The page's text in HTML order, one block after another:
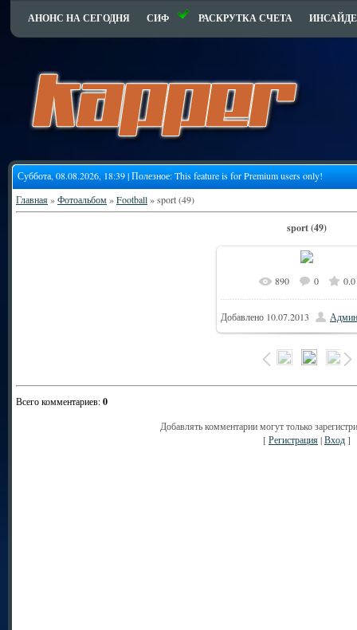
АНОНС НА СЕГОДНЯ СИФ РАСКРУТКА СЧЕТА
Суббота, 08.08.2026, 18:39 | Полезное:This feature is for Premium users only!
Главная»Фотоальбом»Football» sport (49)
sport (49)
890 0 0.0
Добавлено 10.07.2013
Всего комментариев:0
Добавлять комментарии могут только
[Регистрация|Вход]